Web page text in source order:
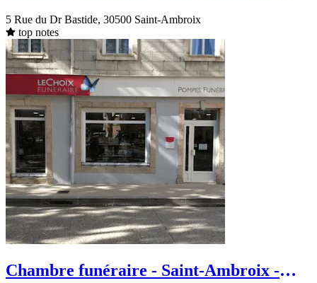
5 Rue du Dr Bastide, 30500 Saint-Ambroix
top notes
Chambre funéraire - Saint-Ambroix -